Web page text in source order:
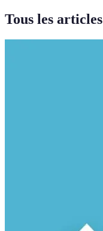
Tous les articles